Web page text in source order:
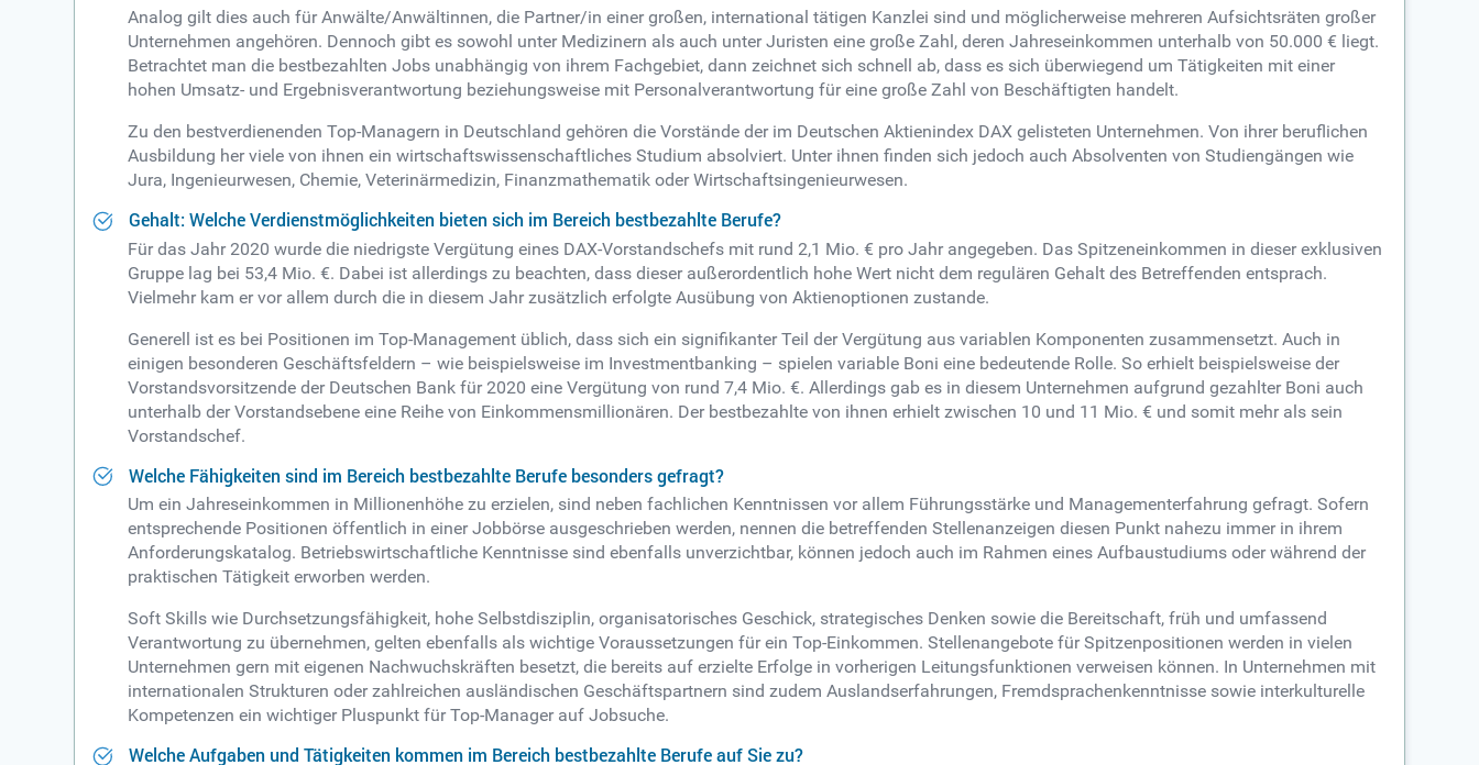
Analog gilt dies auch für Anwälte/Anwältinnen, die Partner/in einer großen, international tätigen Kanzlei sind und möglicherweise mehreren Aufsichtsräten großer
Unternehmen angehören. Dennoch gibt es sowohl unter Medizinern als auch unter Juristen eine große Zahl, deren Jahreseinkommen unterhalb von 50.000 € liegt.
Betrachtet man die bestbezahlten Jobs unabhängig von ihrem Fachgebiet, dann zeichnet sich schnell ab, dass es sich überwiegend um Tätigkeiten mit einer
hohen Umsatz- und Ergebnisverantwortung beziehungsweise mit Personalverantwortung für eine große Zahl von Beschäftigten handelt.
Zu den bestverdienenden Top-Managern in Deutschland gehören die Vorstände der im Deutschen Aktienindex DAX gelisteten Unternehmen. Von ihrer beruflichen
Ausbildung her viele von ihnen ein wirtschaftswissenschaftliches Studium absolviert. Unter ihnen finden sich jedoch auch Absolventen von Studiengängen wie
Jura, Ingenieurwesen, Chemie, Veterinärmedizin, Finanzmathematik oder Wirtschaftsingenieurwesen.
Gehalt: Welche Verdienstmöglichkeiten bieten sich im Bereich bestbezahlte Berufe?
Für das Jahr 2020 wurde die niedrigste Vergütung eines DAX-Vorstandschefs mit rund 2,1 Mio. € pro Jahr angegeben. Das Spitzeneinkommen in dieser exklusiven
Gruppe lag bei 53,4 Mio. €. Dabei ist allerdings zu beachten, dass dieser außerordentlich hohe Wert nicht dem regulären Gehalt des Betreffenden entsprach.
Vielmehr kam er vor allem durch die in diesem Jahr zusätzlich erfolgte Ausübung von Aktienoptionen zustande.
Generell ist es bei Positionen im Top-Management üblich, dass sich ein signifikanter Teil der Vergütung aus variablen Komponenten zusammensetzt. Auch in
einigen besonderen Geschäftsfeldern – wie beispielsweise im Investmentbanking – spielen variable Boni eine bedeutende Rolle. So erhielt beispielsweise der
Vorstandsvorsitzende der Deutschen Bank für 2020 eine Vergütung von rund 7,4 Mio. €. Allerdings gab es in diesem Unternehmen aufgrund gezahlter Boni auch
unterhalb der Vorstandsebene eine Reihe von Einkommensmillionären. Der bestbezahlte von ihnen erhielt zwischen 10 und 11 Mio. € und somit mehr als sein
Vorstandschef.
Welche Fähigkeiten sind im Bereich bestbezahlte Berufe besonders gefragt?
Um ein Jahreseinkommen in Millionenhöhe zu erzielen, sind neben fachlichen Kenntnissen vor allem Führungsstärke und Managementerfahrung gefragt. Sofern
entsprechende Positionen öffentlich in einer Jobbörse ausgeschrieben werden, nennen die betreffenden Stellenanzeigen diesen Punkt nahezu immer in ihrem
Anforderungskatalog. Betriebswirtschaftliche Kenntnisse sind ebenfalls unverzichtbar, können jedoch auch im Rahmen eines Aufbaustudiums oder während der
praktischen Tätigkeit erworben werden.
Soft Skills wie Durchsetzungsfähigkeit, hohe Selbstdisziplin, organisatorisches Geschick, strategisches Denken sowie die Bereitschaft, früh und umfassend
Verantwortung zu übernehmen, gelten ebenfalls als wichtige Voraussetzungen für ein Top-Einkommen. Stellenangebote für Spitzenpositionen werden in vielen
Unternehmen gern mit eigenen Nachwuchskräften besetzt, die bereits auf erzielte Erfolge in vorherigen Leitungsfunktionen verweisen können. In Unternehmen mit
internationalen Strukturen oder zahlreichen ausländischen Geschäftspartnern sind zudem Auslandserfahrungen, Fremdsprachenkenntnisse sowie interkulturelle
Kompetenzen ein wichtiger Pluspunkt für Top-Manager auf Jobsuche.
Welche Aufgaben und Tätigkeiten kommen im Bereich bestbezahlte Berufe auf Sie zu?